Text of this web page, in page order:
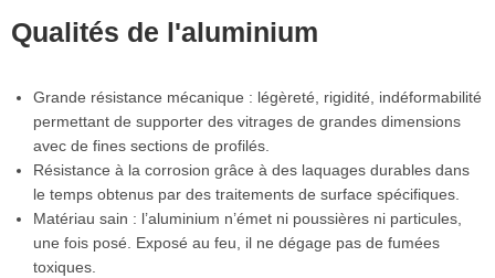
Qualités de l'aluminium
Grande résistance mécanique : légèreté, rigidité, indéformabilité
permettant de supporter des vitrages de grandes dimensions
avec de fines sections de profilés.
Résistance à la corrosion grâce à des laquages durables dans
le temps obtenus par des traitements de surface spécifiques.
Matériau sain : l’aluminium n’émet ni poussières ni particules,
une fois posé. Exposé au feu, il ne dégage pas de fumées
toxiques.